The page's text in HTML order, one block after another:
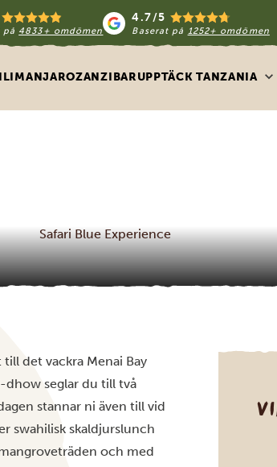
på 4833+ omdömen
4.7/5
Baserat på 1252+ omdömen
ZANZIBARUPPTÄCK TANZANIA
Safari Blue Experience
det vackra Menai Bay
dhow seglar du till två
stannar ni även till vid
swahilisk skaldjurslunch
och med